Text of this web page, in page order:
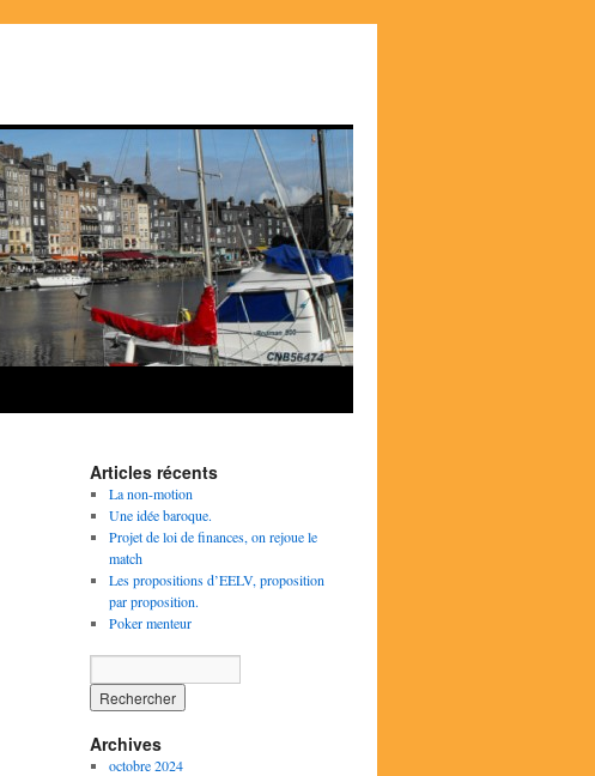
Articles récents
La non-motion
Une idée baroque.
Projet de loi de finances, on rejoue le
match
Les propositions d’EELV, proposition
par proposition.
Poker menteur
Archives
octobre 2024